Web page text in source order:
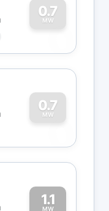
0.7
MW
0
0.7
MW
0
1.1
MW